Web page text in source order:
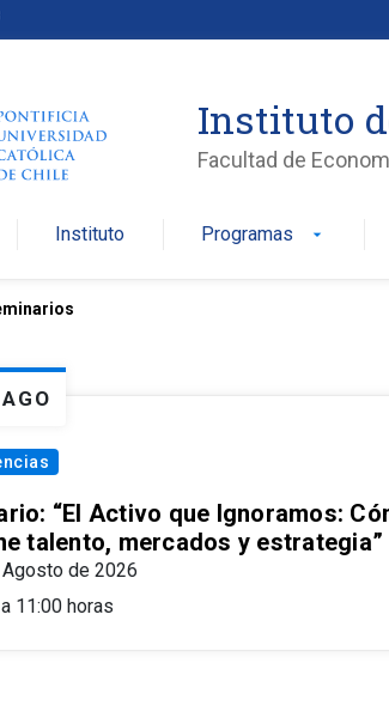
Instituto
Facultad de
Instituto Programas arrow_drop_down
AGO
“El Activo que Ignoramos:
talento, mercados y estrategia”
de 2026
11:00 horas